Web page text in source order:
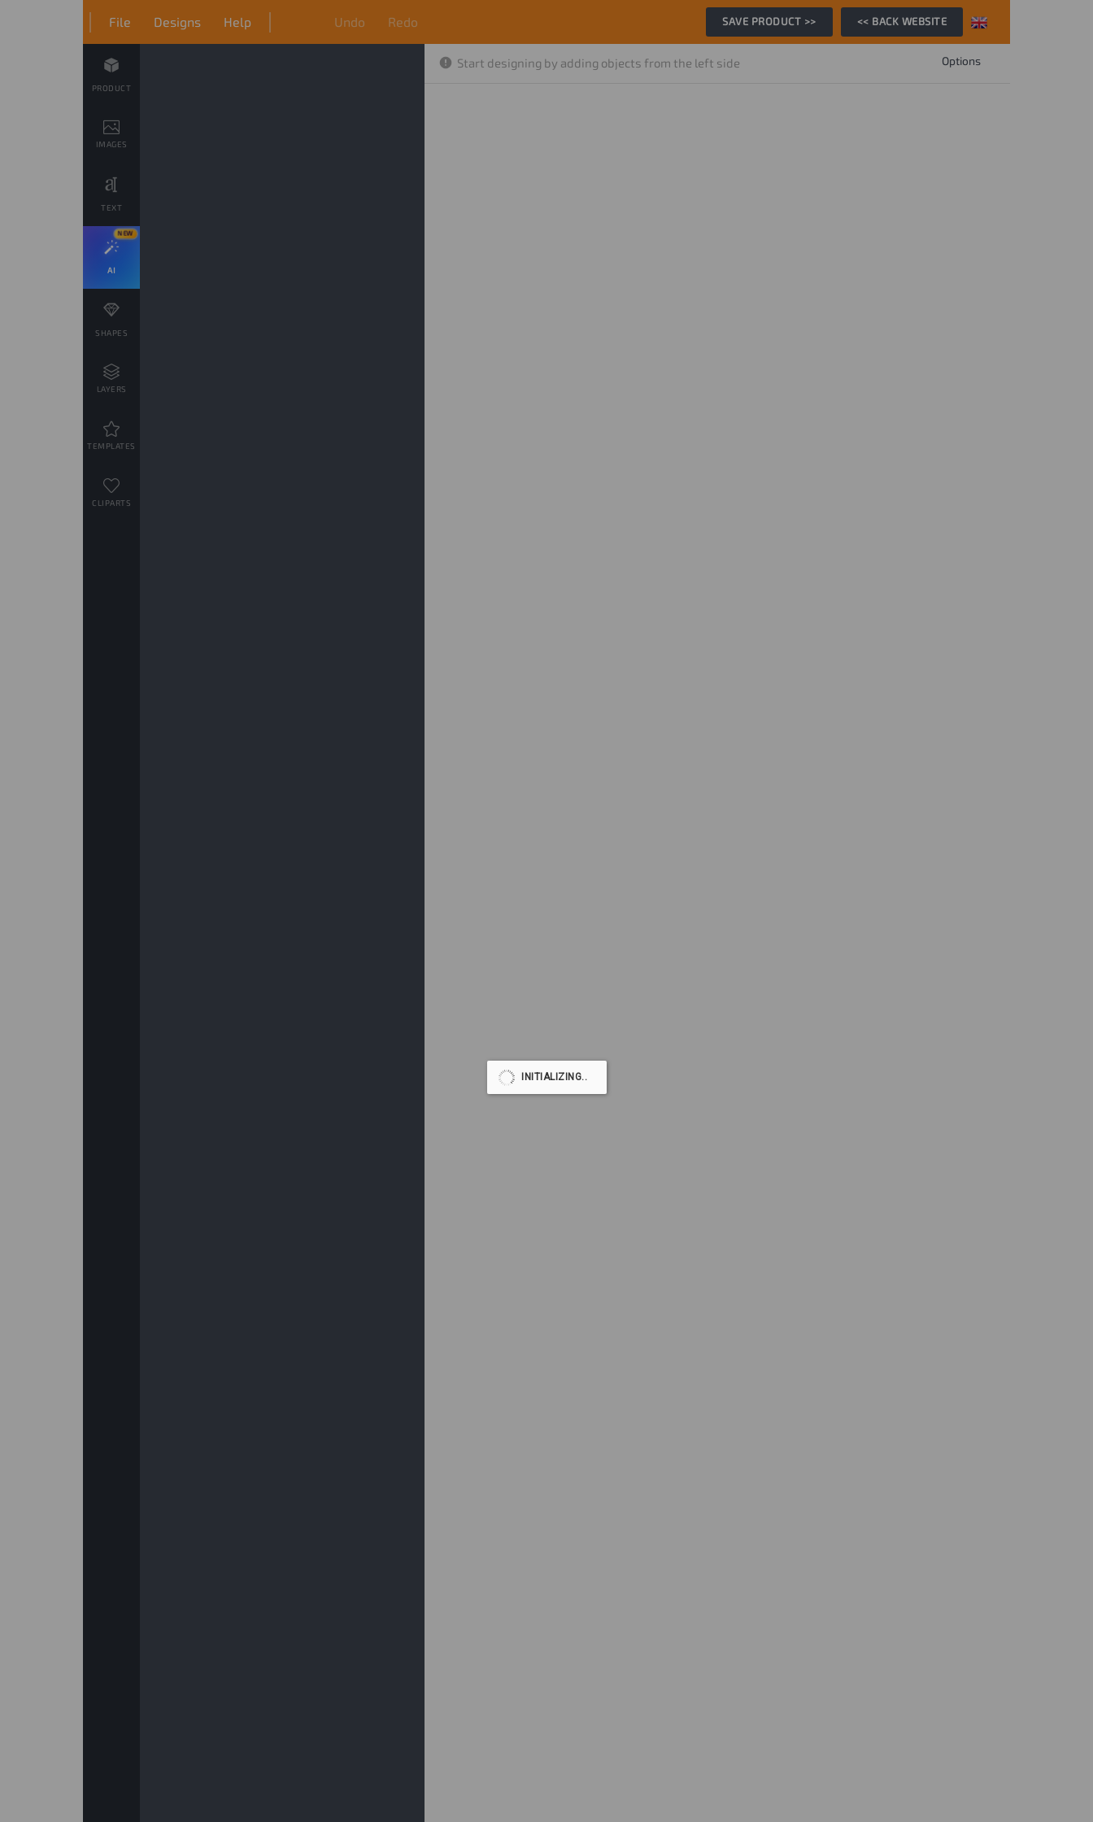
File Designs Help Undo Redo SAVE PRODUCT >> << BACK WEBSITE
PRODUCT
IMAGES
TEXT
AI
NEW
SHAPES
LAYERS
TEMPLATES
CLIPARTS
Start designing by adding objects from the left side Options